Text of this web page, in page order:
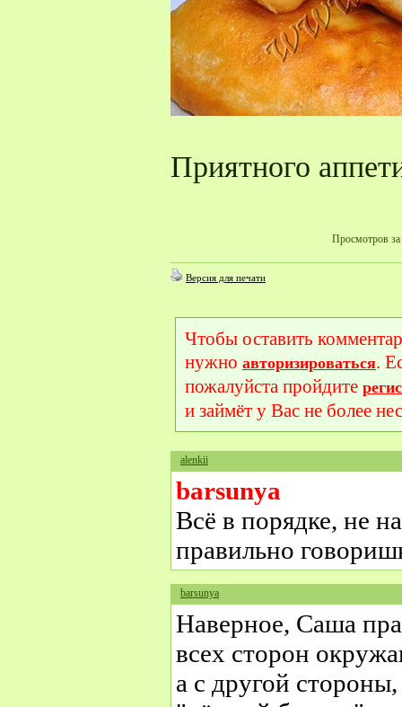
Приятного
Просмотров за
Версия для печати
Чтобы оставить
нужно авторизироваться.
пожалуйста пройдите
и займёт у Вас не более
alenkii
barsunya
Всё в порядке, не
правильно
barsunya
Наверное, Саша
всех сторон
а с другой